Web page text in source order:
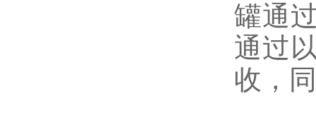
罐通
通过
收